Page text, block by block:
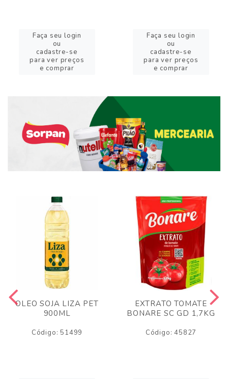
Faça seu login
ou
cadastre-se
para ver preços
e comprar
Faça seu login
ou
cadastre-se
para ver preços
e comprar
OLEO SOJA LIZA PET
900ML
Código: 51499
EXTRATO TOMATE
BONARE SC GD 1,7KG
Código: 45827